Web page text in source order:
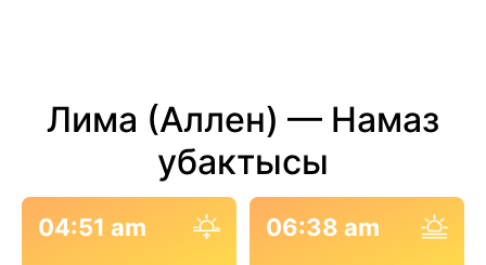
Лима (Аллен) — Намаз
убактысы
04:51 am 06:38 am